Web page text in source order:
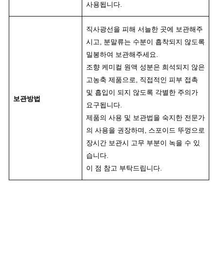
사용됩니다.
보관방법
직사광선을 피해 서늘한 곳에 보관해주
시고, 분말류는 수분이 흡착되지 않도록
밀봉하여 보관해주세요.
조향 케미컬 원액 성분은 희석되지 않은
고농축 제품으로, 직접적인 피부 접촉
및 흡입이 되지 않도록 각별한 주의가
요구됩니다.
제품의 사용 및 보관법을 숙지한 전문가
의 사용을 권장하며, 스포이드 뚜껑으로
장시간 보관시 고무 부분이 녹을 수 있
습니다.
이 점 참고 부탁드립니다.